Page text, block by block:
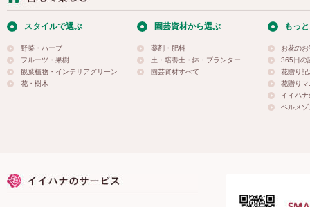
スタイルで選ぶ
野菜・ハーブ
フルーツ・果樹
観葉植物・インテリアグリーン
花・樹木
園芸資材から選ぶ
薬剤・肥料
土・培養土・鉢・プランター
園芸資材すべて
もっ
お花の
365日の
花贈り
花贈り
イイハ
ベルメ